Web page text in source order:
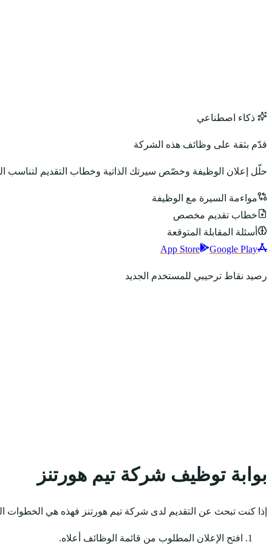
ذكاء اصطناعي
قدّم بثقة على وظائف هذه الشركة
حلّل إعلان الوظيفة وخصّص سيرتك الذاتية وخطاب التقديم لتناسب
مواءمة السيرة مع الوظيفة
خطاب تقديم مخصص
أسئلة المقابلة المتوقعة
App Store
Google Play
رصيد نقاط ترحيبي للمستخدم الجديد
بوابة توظيف شركة تيم هورتنز
إذا كنت تبحث عن التقديم لدى شركة تيم هورتنز فهذه هي الخطوات
افتح الإعلان المطلوب من قائمة الوظائف أعلاه.